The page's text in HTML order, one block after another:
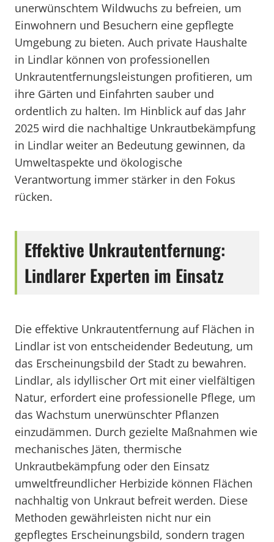
unerwünschtem Wildwuchs zu befreien, um
Einwohnern und Besuchern eine gepflegte
Umgebung zu bieten. Auch private Haushalte
in Lindlar können von professionellen
Unkrautentfernungsleistungen profitieren, um
ihre Gärten und Einfahrten sauber und
ordentlich zu halten. Im Hinblick auf das Jahr
2025 wird die nachhaltige Unkrautbekämpfung
in Lindlar weiter an Bedeutung gewinnen, da
Umweltaspekte und ökologische
Verantwortung immer stärker in den Fokus
rücken.
Effektive Unkrautentfernung:
Lindlarer Experten im Einsatz
Die effektive Unkrautentfernung auf Flächen in
Lindlar ist von entscheidender Bedeutung, um
das Erscheinungsbild der Stadt zu bewahren.
Lindlar, als idyllischer Ort mit einer vielfältigen
Natur, erfordert eine professionelle Pflege, um
das Wachstum unerwünschter Pflanzen
einzudämmen. Durch gezielte Maßnahmen wie
mechanisches Jäten, thermische
Unkrautbekämpfung oder den Einsatz
umweltfreundlicher Herbizide können Flächen
nachhaltig von Unkraut befreit werden. Diese
Methoden gewährleisten nicht nur ein
gepflegtes Erscheinungsbild, sondern tragen